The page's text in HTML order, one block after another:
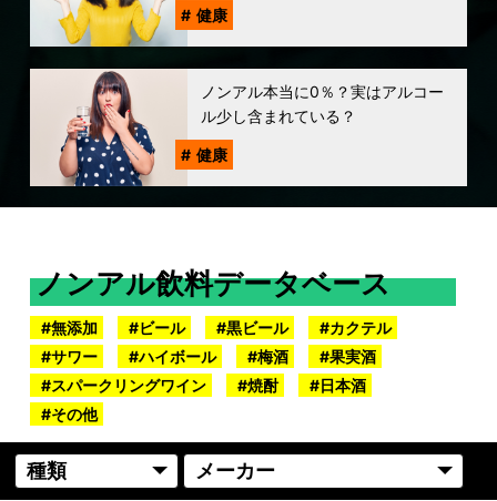
健康
ノンアル本当に0％？実はアルコー
ル少し含まれている？
健康
ノンアル飲料データベース
無添加 ビール 黒ビール
カクテル
サワー
ハイボール 梅酒
果実酒
スパークリングワイン
焼酎
日本酒
その他